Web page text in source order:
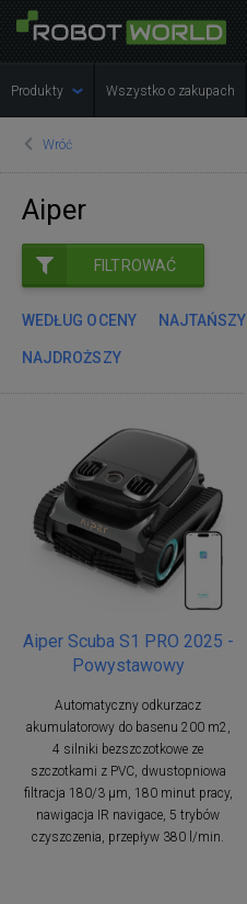
Produkty Wszystko o zakupach
Wróć
Aiper
FILTROWAĆ
WEDŁUG OCENY NAJTAŃSZY
NAJDROŻSZY
Aiper Scuba S1 PRO 2025 -
Powystawowy
Automatyczny odkurzacz
akumulatorowy do basenu 200 m2,
4 silniki bezszczotkowe ze
szczotkami z PVC, dwustopniowa
filtracja 180/3 µm, 180 minut pracy,
nawigacja IR navigace, 5 trybów
czyszczenia, przepływ 380 l/min.